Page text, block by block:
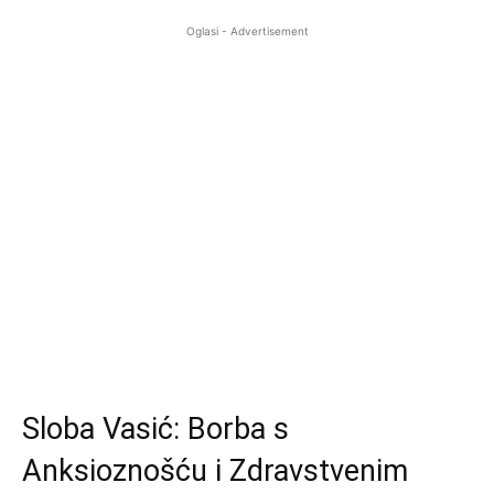
Oglasi - Advertisement
Sloba Vasić: Borba s
Anksioznošću i Zdravstvenim